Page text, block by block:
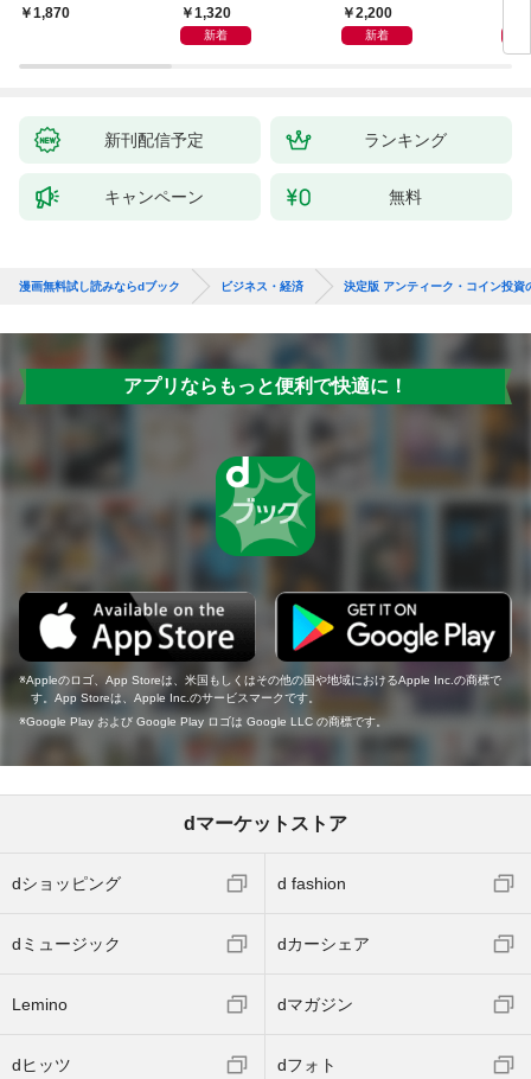
1,870
会」が生まれた謎
1,320
新着
然とやっている 最小の
インプットで最大の成
2,200
新着
新刊配信予定 ランキング
キャンペーン 無料
漫画無料試し読みならdブック ビジネス・経済 決定版 アンティーク・コイン投資
アプリならもっと便利で快適に！
Appleのロゴ、App Storeは、米国もしくはその他の国や地域におけるApple Inc.の商標で
す。App Storeは、Apple Inc.のサービスマークです。
Google Play および Google Play ロゴは Google LLC の商標です。
dマーケットストア
dショッピング d fashion
dミュージック dカーシェア
Lemino dマガジン
dヒッツ dフォト